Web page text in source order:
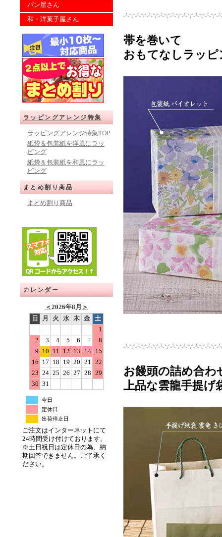
パン屋さん
和・洋菓子屋さん
ラッピングアレンジ特集
ラッピングアレンジ特集TOP
紙袋＆包装紙を洋風にラッ
ピング
紙袋＆包装紙を和風にラッ
ピング
まとめ割り商品
まとめ割り商品
カレンダー
＜2026年8月 ＞
日
月 火 水 木 金
土
1
2
3 4 5 6 7
8
9
10 11 12 13 14
15
16
17 18 19 20 21
22
23 24 25 26 27 28
29
30 31
今日
定休日
出荷停止日
ご注文はインターネットにて
24時間受け付けております。
※土日祝日は定休日の為、納
期回答できません。ご了承く
ださい。
帯を巻いて
おもてなしラッピ
お饅頭の詰め合わ
上品な雲龍手提げ